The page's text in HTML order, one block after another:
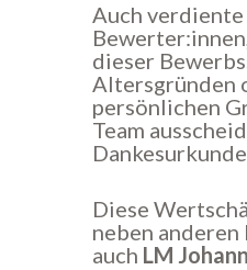
Auch verdiente
dieser
Altersgründen
persönlichen
Team
Diese
neben anderen
auch LM Johann